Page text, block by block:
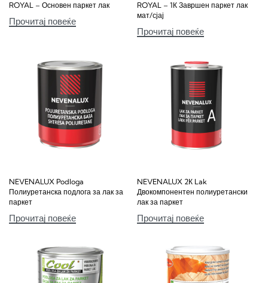
ROYAL – Основен паркет лак
Прочитај повеќе
ROYAL – 1К Завршен паркет лак
мат/сјај
Прочитај повеќе
NEVENALUX Podloga
Полиуретанска подлога за лак за
паркет
Прочитај повеќе
NEVENALUX 2К Lak
Двокомпонентен полиуретански
лак за паркет
Прочитај повеќе